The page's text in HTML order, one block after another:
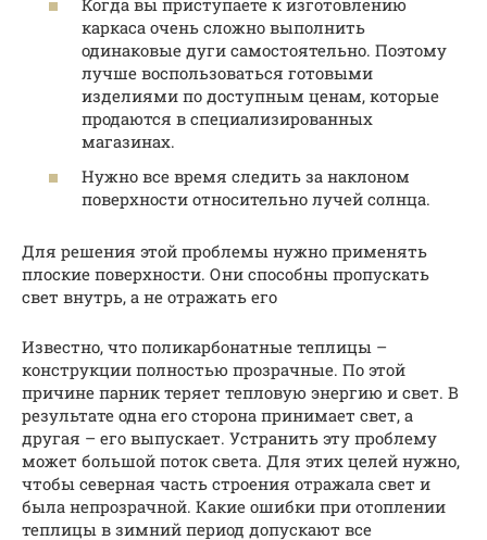
Когда вы приступаете к изготовлению
каркаса очень сложно выполнить
одинаковые дуги самостоятельно. Поэтому
лучше воспользоваться готовыми
изделиями по доступным ценам, которые
продаются в специализированных
магазинах.
Нужно все время следить за наклоном
поверхности относительно лучей солнца.
Для решения этой проблемы нужно применять
плоские поверхности. Они способны пропускать
свет внутрь, а не отражать его
Известно, что поликарбонатные теплицы –
конструкции полностью прозрачные. По этой
причине парник теряет тепловую энергию и свет. В
результате одна его сторона принимает свет, а
другая – его выпускает. Устранить эту проблему
может большой поток света. Для этих целей нужно,
чтобы северная часть строения отражала свет и
была непрозрачной. Какие ошибки при отоплении
теплицы в зимний период допускают все